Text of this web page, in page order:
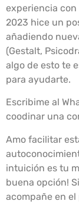
experiencia
2023 hice un
añadiendo
(Gestalt,
algo de esto te
para ayudarte.
Escribime al
coodinar una
Amo facilitar
intuición es tu
buena opción!
acompañe en